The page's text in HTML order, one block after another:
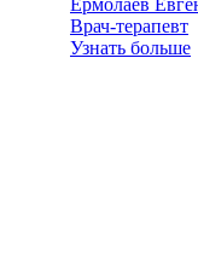
Ермолаев
Врач-терапевт
Узнать больше